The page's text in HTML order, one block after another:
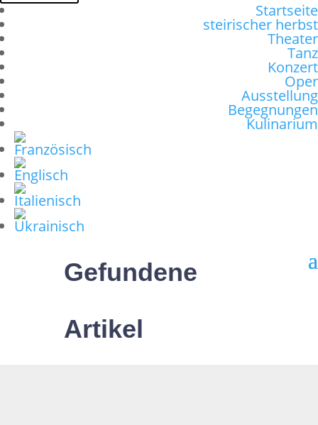
Startseite
steirischer herbst
Theater
Tanz
Konzert
Oper
Ausstellung
Begegnungen
Kulinarium
Gefundene
Artikel